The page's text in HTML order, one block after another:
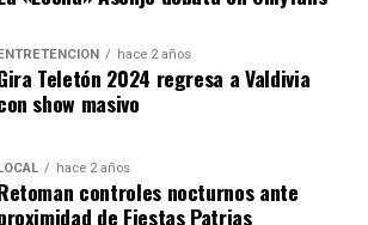
durante la tarde del miércoles
ubicada en el sector Las
del Grupo de Operaciones
(GOPE) intentaba concretar la
Tapia.
investigativos, el sujeto era
participación en el homicidio
hace 2 años
Teletón 2024 regresa a Valdivia
show masivo
hace 2 años
controles nocturnos ante
de Fiestas Patrias